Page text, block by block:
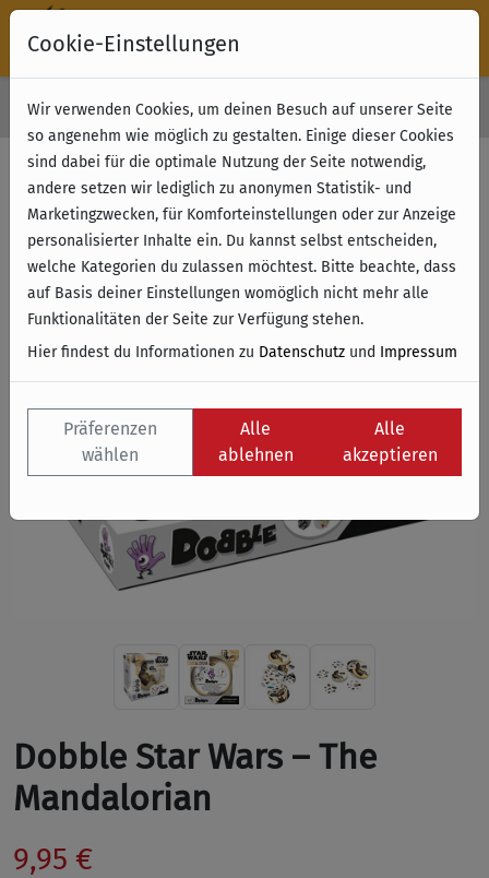
Kostenloser Versand & Retoure ab 49 € (innerhalb Deutschlands)
Dobble Star Wars – The
Mandalorian
9,95 €
Cookie-Einstellungen
Wir verwenden Cookies, um deinen Besuch auf unserer Seite
so angenehm wie möglich zu gestalten. Einige dieser Cookies
sind dabei für die optimale Nutzung der Seite notwendig,
andere setzen wir lediglich zu anonymen Statistik- und
Marketingzwecken, für Komforteinstellungen oder zur Anzeige
personalisierter Inhalte ein. Du kannst selbst entscheiden,
welche Kategorien du zulassen möchtest. Bitte beachte, dass
auf Basis deiner Einstellungen womöglich nicht mehr alle
Funktionalitäten der Seite zur Verfügung stehen.
Hier findest du Informationen zu Datenschutz und Impressum
Präferenzen
wählen
Alle
ablehnen
Alle
akzeptieren